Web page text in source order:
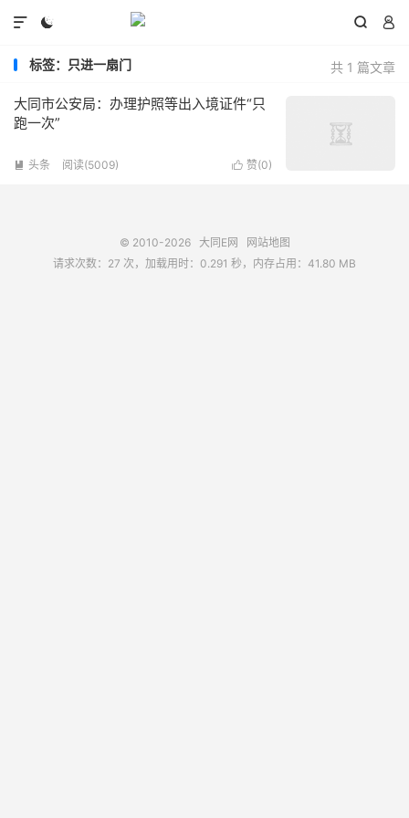
  

共 1 篇文章
标签：只进一扇门
大同市公安局：办理护照等出入境证件“只
跑一次”
 赞(0)
 头条 阅读(5009)
© 2010-2026 大同E网
网站地图
请求次数：27 次，加载用时：0.291 秒，内存占用：41.80 MB